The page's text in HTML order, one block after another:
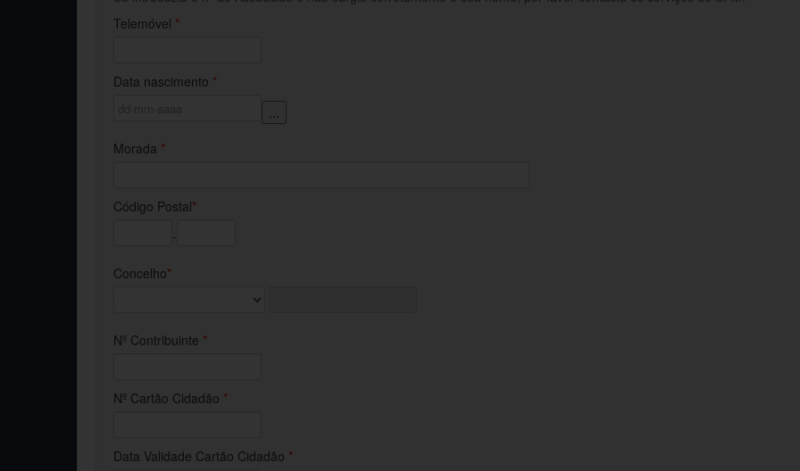
Telemóvel *
Data nascimento *
...
Morada *
Código Postal*
-
Concelho*
Nº Contribuinte *
Nº Cartão Cidadão *
Data Validade Cartão Cidadão *